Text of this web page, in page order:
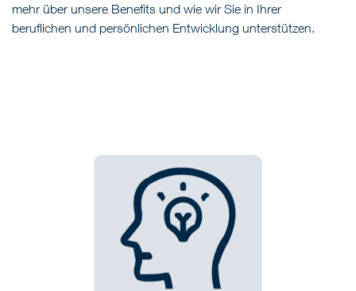
mehr über unsere Benefits und wie wir Sie in Ihrer
beruflichen und persönlichen Entwicklung unterstützen.